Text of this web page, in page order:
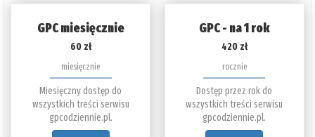
GPC miesięcznie
60 zł
miesięcznie
Miesięczny dostęp do
wszystkich treści serwisu
gpcodziennie.pl.
GPC - na 1 rok
420 zł
rocznie
Dostęp przez rok do
wszystkich treści serwisu
gpcodziennie.pl.